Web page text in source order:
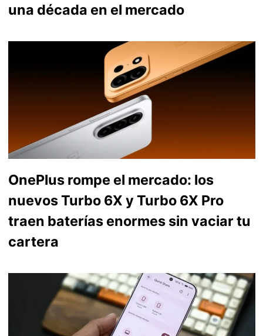
una década en el mercado
OnePlus rompe el mercado: los
nuevos Turbo 6X y Turbo 6X Pro
traen baterías enormes sin vaciar tu
cartera